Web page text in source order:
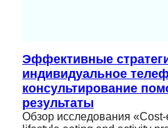
Эффективные
индивидуальное
консультирование
результаты
Обзор исследования «Cost-